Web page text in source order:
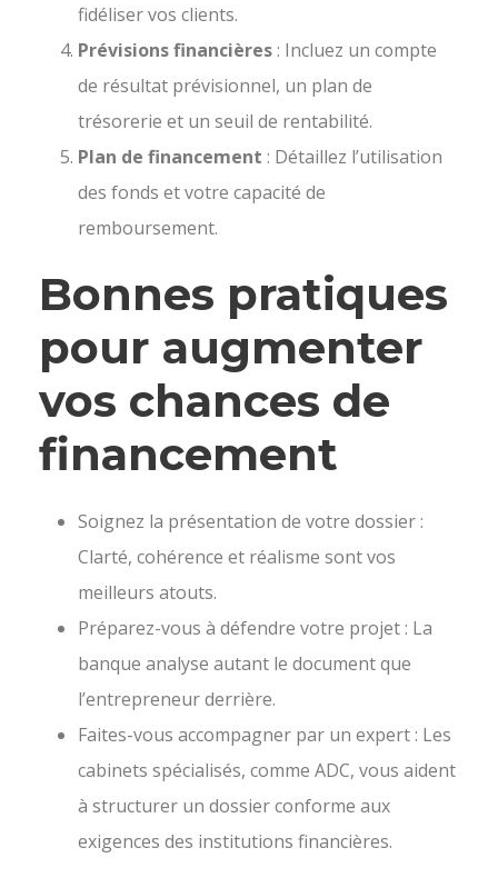
fidéliser vos clients.
Prévisions financières: Incluez un compte
de résultat prévisionnel, un plan de
trésorerie et un seuil de rentabilité.
Plan de financement : Détaillez l’utilisation
des fonds et votre capacité de
remboursement.
Bonnes pratiques
pour augmenter
vos chances de
financement
Soignez la présentation de votre dossier :
Clarté, cohérence et réalisme sont vos
meilleurs atouts.
Préparez-vous à défendre votre projet : La
banque analyse autant le document que
l’entrepreneur derrière.
Faites-vous accompagner par un expert : Les
cabinets spécialisés, comme ADC, vous aident
à structurer un dossier conforme aux
exigences des institutions financières.